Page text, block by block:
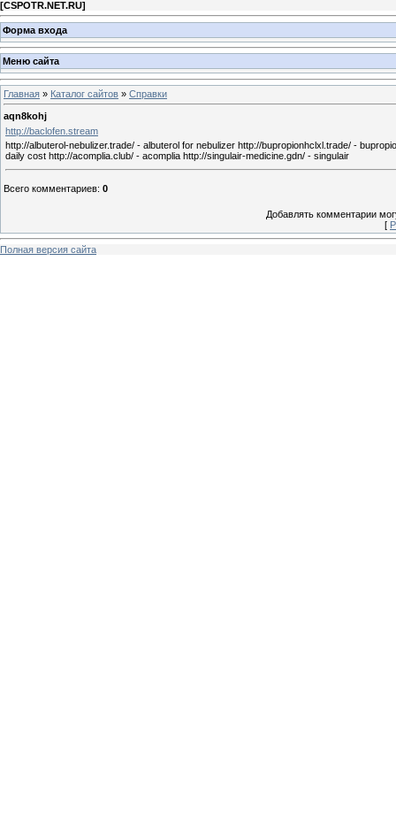
[CSPOTR.NET.RU]
Форма входа
Меню сайта
Главная » Каталог сайтов » Справки
aqn8kohj
http://baclofen.stream
http://albuterol-nebulizer.trade/ - albuterol for nebulizer http://bupropionhclxl.trade/ -
daily cost http://acomplia.club/ - acomplia http://singulair-medicine.gdn/ - singulair
Всего комментариев: 0
Добавлять комментарии
[
Полная версия сайта